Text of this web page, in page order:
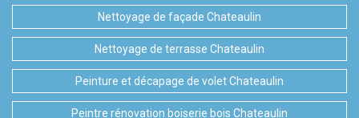
Nettoyage de façade Chateaulin
Nettoyage de terrasse Chateaulin
Peinture et décapage de volet Chateaulin
Peintre rénovation boiserie bois Chateaulin